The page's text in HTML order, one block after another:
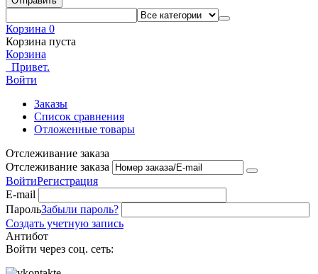
Корзина 0
Корзина пуста
Корзина
Привет.
Войти
Заказы
Список сравнения
Отложенные товары
Отслеживание заказа
Отслеживание заказа
ВойтиРегистрация
E-mail
ПарольЗабыли пароль?
Создать учетную запись
Антибот
Войти через соц. сеть: